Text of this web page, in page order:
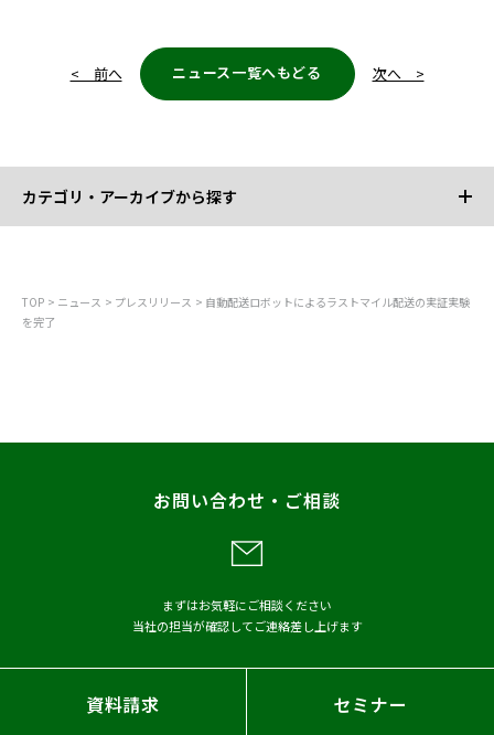
カテゴリ・アーカイブから探す
メディア掲載
2026年 2025年
2024年
2023年
2022年
2021年
2020年
2018年
< 前へ ニュース一覧へもどる 次へ >
TOP ニュース プレスリリース
自動配送ロボットによるラストマイル配送の実証実験
を完了
お問い合わせ・ご相談
まずはお気軽にご相談ください
当社の担当が確認してご連絡差し上げます
資料請求 セミナー